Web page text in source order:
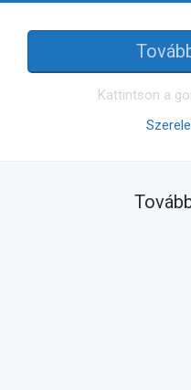
Kattintson a